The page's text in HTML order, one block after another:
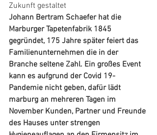
Zukunft gestaltet
Johann Bertram Schaefer hat die
Marburger Tapetenfabrik 1845
gegründet, 175 Jahre später feiert das
Familienunternehmen die in der
Branche seltene Zahl. Ein großes Event
kann es aufgrund der Covid 19-
Pandemie nicht geben, dafür lädt
marburg an mehreren Tagen im
November Kunden, Partner und Freunde
des Hauses unter strengen